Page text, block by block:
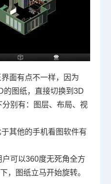
面有点不一样，因为
的图纸，直接切换到 3D
分别有：图层、布局、视
其他的手机看图软件有
户可以360度无死角全方
，图纸立马开始旋转。